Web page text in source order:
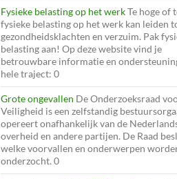
Fysieke belasting op het werkTe hoge of
fysieke belasting op het werk kan leiden
gezondheidsklachten en verzuim. Pak
belasting aan! Op deze website vind je
betrouwbare informatie en
hele traject: 0
Grote ongevallen De Onderzoeksraad
Veiligheid is een zelfstandig
opereert onafhankelijk van de
overheid en andere partijen. De Raad
welke voorvallen en onderwerpen
onderzocht. 0